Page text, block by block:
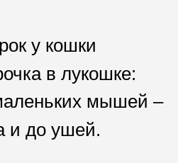
у кошки
в лукошке:
мышей –
и до